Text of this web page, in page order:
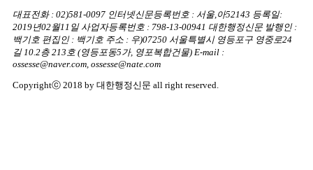
대표전화 : 02)581-0097 인터넷신문등록번호 : 서울,아52143 등록일:
2019년02월11일 사업자등록번호 : 798-13-00941 대한행정신문 발행인 :
백기호 편집인 : 백기호 주소 : 우)07250 서울특별시 영등포구 영중로24
길 10.2층 213호 (영등포동5가, 영포복합건물) E-mail :
ossesse@naver.com, ossesse@nate.com
Copyrightⓒ 2018 by 대한행정신문 all right reserved.